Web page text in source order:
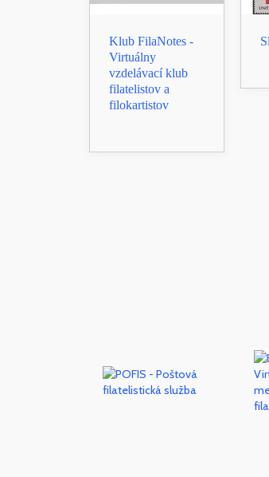
Klub FilaNotes -
Virtuálny
vzdelávací klub
filatelistov a
filokartistov